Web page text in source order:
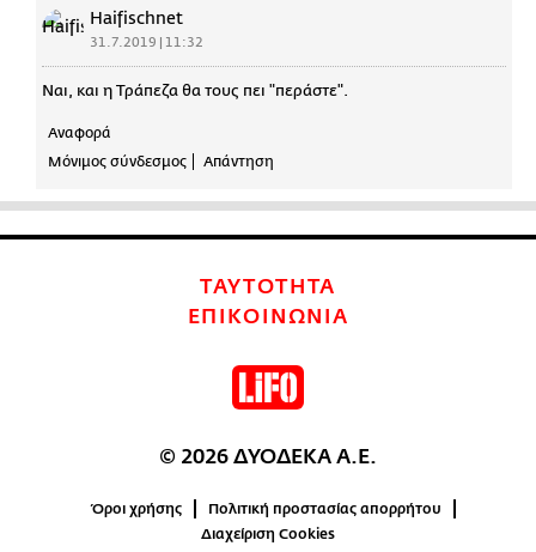
Haifischnet
31.7.2019 | 11:32
Ναι, και η Τράπεζα θα τους πει "περάστε".
Αναφορά
Μόνιμος σύνδεσμος
Απάντηση
ΤΑΥΤΟΤΗΤΑ
ΕΠΙΚΟΙΝΩΝΙΑ
© 2026 ΔΥΟΔΕΚΑ Α.Ε.
Όροι χρήσης
Πολιτική προστασίας απορρήτου
Διαχείριση Cookies